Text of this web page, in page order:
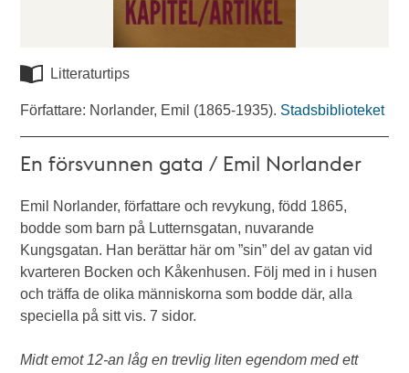
Litteraturtips
Författare: Norlander, Emil (1865-1935). Stadsbiblioteket
En försvunnen gata / Emil Norlander
Emil Norlander, författare och revykung, född 1865,
bodde som barn på Lutternsgatan, nuvarande
Kungsgatan. Han berättar här om ”sin” del av gatan vid
kvarteren Bocken och Kåkenhusen. Följ med in i husen
och träffa de olika människorna som bodde där, alla
speciella på sitt vis. 7 sidor.
Midt emot 12-an låg en trevlig liten egendom med ett